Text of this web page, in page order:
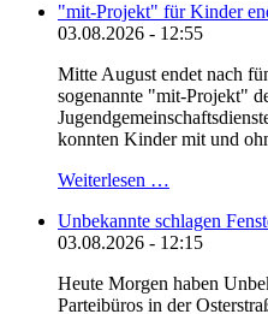
"mit-Projekt" für Kinder
03.08.2026 - 12:55
Mitte August endet nach
sogenannte "mit-Projekt"
konnten Kinder mit und
Weiterlesen …
Unbekannte schlagen
03.08.2026 - 12:15
Heute Morgen haben
Parteibüros in der